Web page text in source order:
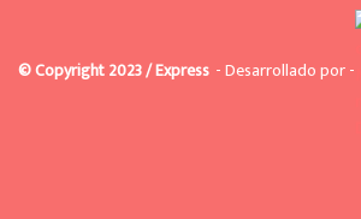
© Copyright 2023 / Express - Desarrollado por -